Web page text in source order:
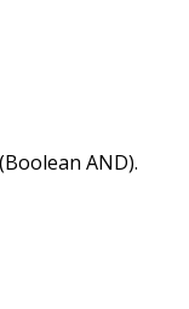
AND).